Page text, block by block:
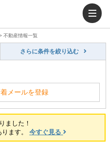
不動産情報一覧
さらに条件を絞り込む
メールを登録
ました！
ります。 今すぐ見る